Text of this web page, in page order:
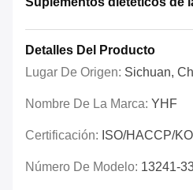
Detalles Del Producto
Lugar De Origen: Sichuan,
Nombre De La Marca: YHF
Certificación: ISO/HACCP/
Número De Modelo: 13241-